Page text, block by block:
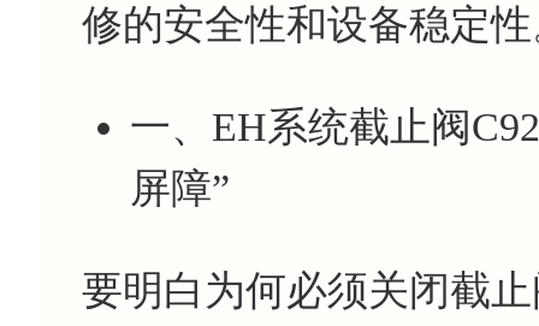
修的安全性和设备稳定
一、EH系统截止阀
屏障”
要明白为何必须关闭截